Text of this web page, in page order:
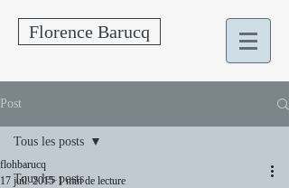
Florence Barucq
Post
Tous les posts
Tous les posts
flohbarucq
17 juil. 2015 1 min de lecture